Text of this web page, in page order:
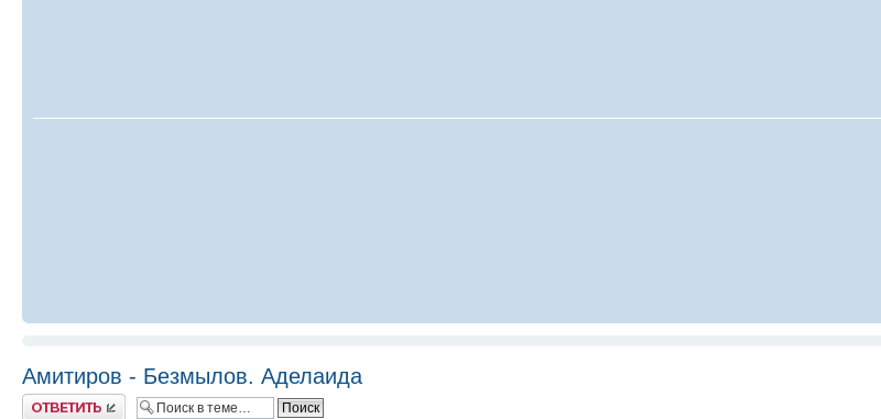
Амитиров - Безмылов. Аделаида
Ответить